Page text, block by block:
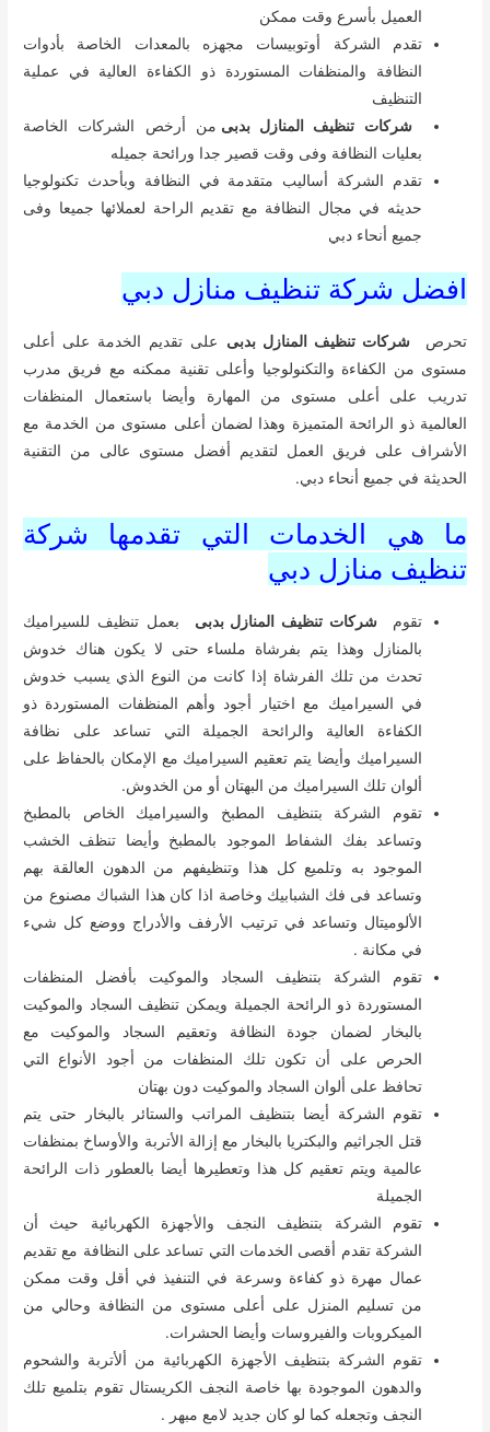
العميل بأسرع وقت ممكن
تقدم الشركة أوتوبيسات مجهزه بالمعدات الخاصة بأدوات
النظافة والمنظفات المستوردة ذو الكفاءة العالية في عملية
التنظيف
شركات تنظيف المنازل بدبى من أرخص الشركات الخاصة
بعليات النظافة وفى وقت قصير جدا ورائحة جميله
تقدم الشركة أساليب متقدمة في النظافة وبأحدث تكنولوجيا
حديثه في مجال النظافة مع تقديم الراحة لعملائها جميعا وفى
جميع أنحاء دبي
افضل شركة تنظيف منازل دبي
تحرصشركات تنظيف المنازل بدبى على تقديم الخدمة على أعلى
مستوى من الكفاءة والتكنولوجيا وأعلى تقنية ممكنه مع فريق مدرب
تدريب على أعلى مستوى من المهارة وأيضا باستعمال المنظفات
العالمية ذو الرائحة المتميزة وهذا لضمان أعلى مستوى من الخدمة مع
الأشراف على فريق العمل لتقديم أفضل مستوى عالى من التقنية
الحديثة في جميع أنحاء دبي.
ما هي الخدمات التي تقدمها شركة
تنظيف منازل دبي
تقوم شركات تنظيف المنازل بدبى بعمل تنظيف للسيراميك
بالمنازل وهذا يتم بفرشاة ملساء حتى لا يكون هناك خدوش
تحدث من تلك الفرشاة إذا كانت من النوع الذي يسبب خدوش
في السيراميك مع اختيار أجود وأهم المنظفات المستوردة ذو
الكفاءة العالية والرائحة الجميلة التي تساعد على نظافة
السيراميك وأيضا يتم تعقيم السيراميك مع الإمكان بالحفاظ على
ألوان تلك السيراميك من البهتان أو من الخدوش.
تقوم الشركة بتنظيف المطبخ والسيراميك الخاص بالمطبخ
وتساعد بفك الشفاط الموجود بالمطبخ وأيضا تنظف الخشب
الموجود به وتلميع كل هذا وتنظيفهم من الدهون العالقة بهم
وتساعد فى فك الشبابيك وخاصة اذا كان هذا الشباك مصنوع من
الألوميتال وتساعد في ترتيب الأرفف والأدراج ووضع كل شيء
في مكانة .
تقوم الشركة بتنظيف السجاد والموكيت بأفضل المنظفات
المستوردة ذو الرائحة الجميلة ويمكن تنظيف السجاد والموكيت
بالبخار لضمان جودة النظافة وتعقيم السجاد والموكيت مع
الحرص على أن تكون تلك المنظفات من أجود الأنواع التي
تحافظ على ألوان السجاد والموكيت دون بهتان
تقوم الشركة أيضا بتنظيف المراتب والستائر بالبخار حتى يتم
قتل الجراثيم والبكتريا بالبخار مع إزالة الأتربة والأوساخ بمنظفات
عالمية ويتم تعقيم كل هذا وتعطيرها أيضا بالعطور ذات الرائحة
الجميلة
تقوم الشركة بتنظيف النجف والأجهزة الكهربائية حيث أن
الشركة تقدم أقصى الخدمات التي تساعد على النظافة مع تقديم
عمال مهرة ذو كفاءة وسرعة في التنفيذ في أقل وقت ممكن
من تسليم المنزل على أعلى مستوى من النظافة وحالي من
الميكروبات والفيروسات وأيضا الحشرات.
تقوم الشركة بتنظيف الأجهزة الكهربائية من ألأتربة والشحوم
والدهون الموجودة بها خاصة النجف الكريستال تقوم بتلميع تلك
النجف وتجعله كما لو كان جديد لامع مبهر .